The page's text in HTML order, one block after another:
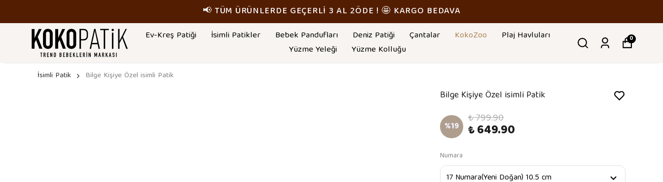
📢 TÜM ÜRÜNLERDE GEÇERLİ 3 AL 2ÖDE ! 🤩 KARGO BEDAVA
Ev-Kreş Patiği İsimli Patikler Bebek Pandufları Deniz Patiği Çantalar KokoZoo
Plaj Havluları
Yüzme Yeleği
Yüzme Kolluğu
0
İsimli Patik Bilge Kişiye Özel isimli Patik
Bilge Kişiye Özel isimli Patik
%19 ₺ 799.90
₺ 649.90
Numara